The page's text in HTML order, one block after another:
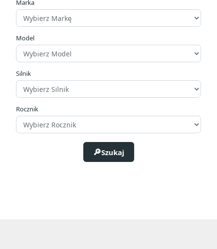
Marka
Model
Silnik
Rocznik
Szukaj